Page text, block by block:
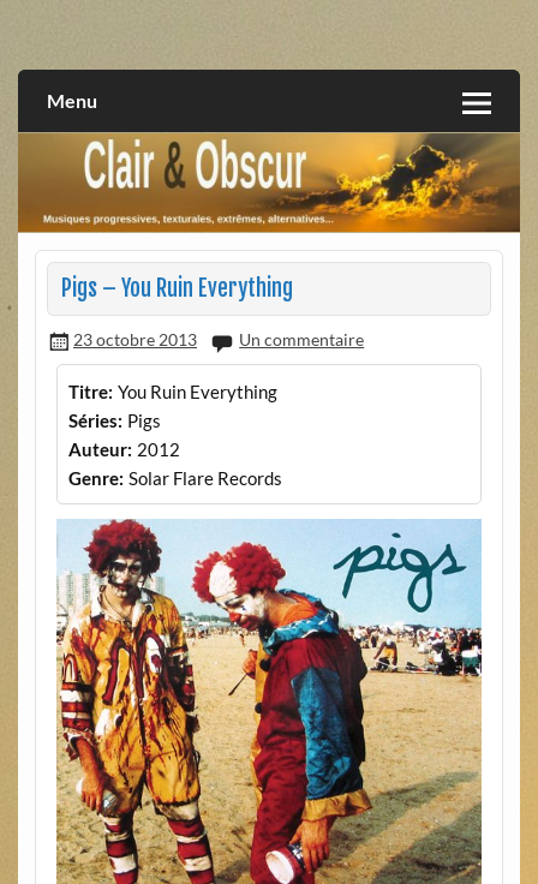
extrêmes, alternatives, texturales
Menu
Pigs – You Ruin Everything
23 octobre 2013 Un commentaire
Titre: You Ruin Everything
Séries: Pigs
Auteur: 2012
Genre: Solar Flare Records